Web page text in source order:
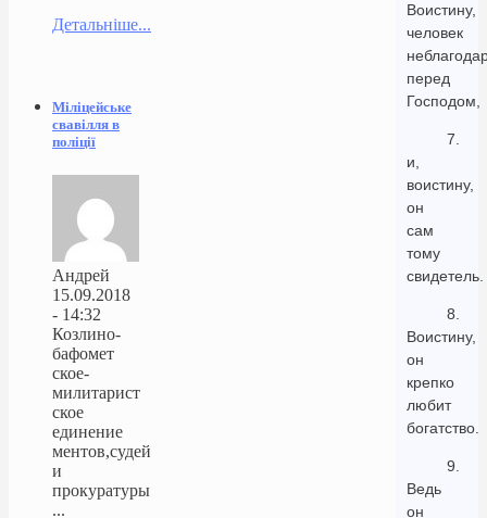
Воистину,
человек
перед
Господом,
7.
и,
воистину,
он
сам
тому
свидетель.
8.
Воистину,
он
крепко
любит
богатство.
9.
Ведь
он
Детальніше...
Міліцейське
свавілля в
поліції
Андрей
15.09.2018
- 14:32
Козлино-
бафомет
ское-
милитарист
ское
единение
ментов,судей
и
прокуратуры
...